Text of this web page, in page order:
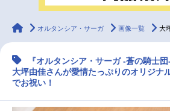
ラジオ みんなの声
マンガ・ラノベ ゲーム・アプリ 音
animateTimes
オルタンシア・サーガ 画像一覧 大坪由
『オルタンシア・サーガ -蒼の騎士
大坪由佳さんが愛情たっぷりのオリジナ
でお祝い！